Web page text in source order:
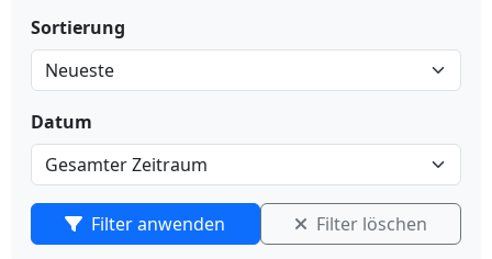
Sortierung
Datum
Filter anwenden Filter löschen